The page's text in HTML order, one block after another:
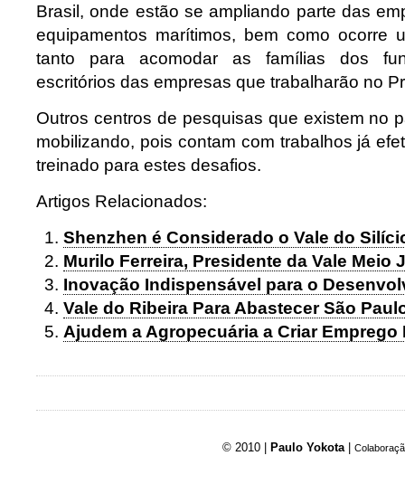
Brasil, onde estão se ampliando parte das
equipamentos marítimos, bem como ocorre
tanto para acomodar as famílias dos
escritórios das empresas que trabalharão no
Outros centros de pesquisas que existem no
mobilizando, pois contam com trabalhos já
treinado para estes desafios.
Artigos Relacionados:
Shenzhen é Considerado o Vale do
Murilo Ferreira, Presidente da Vale Meio
Inovação Indispensável para o
Vale do Ribeira Para Abastecer São
Ajudem a Agropecuária a Criar
© 2010 | Paulo Yokota |